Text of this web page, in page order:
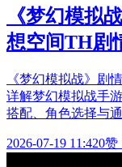
《梦幻模拟
想空间TH剧
《梦幻模拟战》剧
详解梦幻模拟战手
搭配、角色选择与
2026-07-19 11:420赞